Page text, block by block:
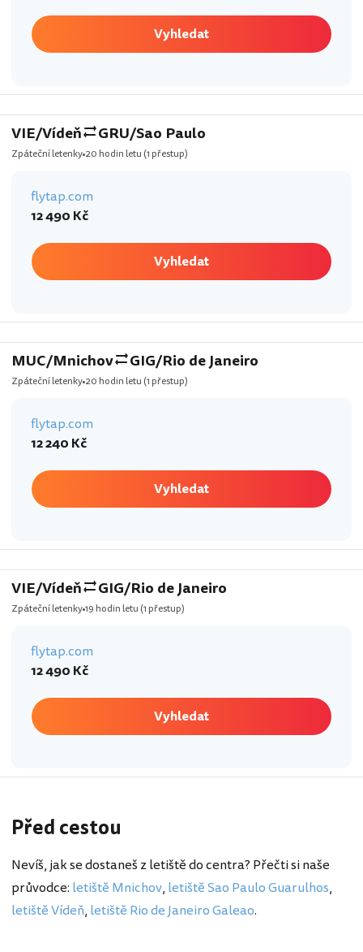
Vyhledat
VIE/Vídeň GRU/Sao Paulo
Zpáteční letenky 20 hodin letu (1 přestup)
flytap.com
12 490 Kč
Vyhledat
MUC/Mnichov GIG/Rio de Janeiro
Zpáteční letenky 20 hodin letu (1 přestup)
flytap.com
12 240 Kč
Vyhledat
VIE/Vídeň GIG/Rio de Janeiro
Zpáteční letenky19 hodin letu (1 přestup)
flytap.com
12 490 Kč
Vyhledat
Před cestou
Nevíš, jak se dostaneš z letiště do centra? Přečti si naše
průvodce: letiště Mnichov, letiště Sao Paulo Guarulhos,
letiště Vídeň, letiště Rio de Janeiro Galeao.